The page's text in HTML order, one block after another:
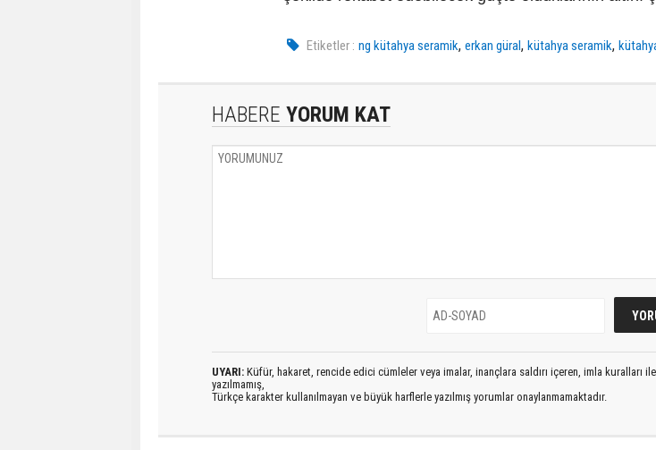
Etiketler : ng kütahya seramik,erkan güral,kütahya seramik,
HABERE YORUM KAT
UYARI: Küfür, hakaret, rencide edici cümleler veya imalar, inançlara saldırı içeren, imla kuralları ile
yazılmamış,
Türkçe karakter kullanılmayan ve büyük harflerle yazılmış yorumlar onaylanmamaktadır.